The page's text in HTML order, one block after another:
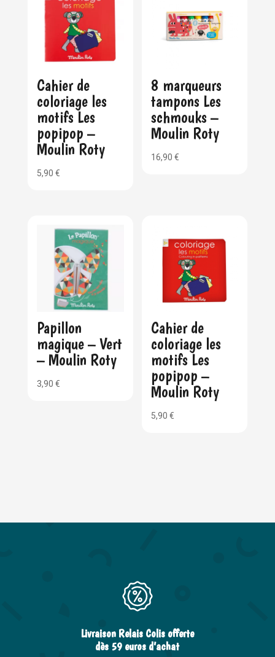
Cahier de
coloriage les
motifs Les
popipop –
Moulin Roty
5,90 €
8 marqueurs
tampons Les
schmouks –
Moulin Roty
16,90€
Papillon
magique – Vert
– Moulin Roty
3,90 €
Cahier de
coloriage les
motifs Les
popipop –
Moulin Roty
5,90€
Livraison Relais Colis offerte
dès 59 euros d’achat